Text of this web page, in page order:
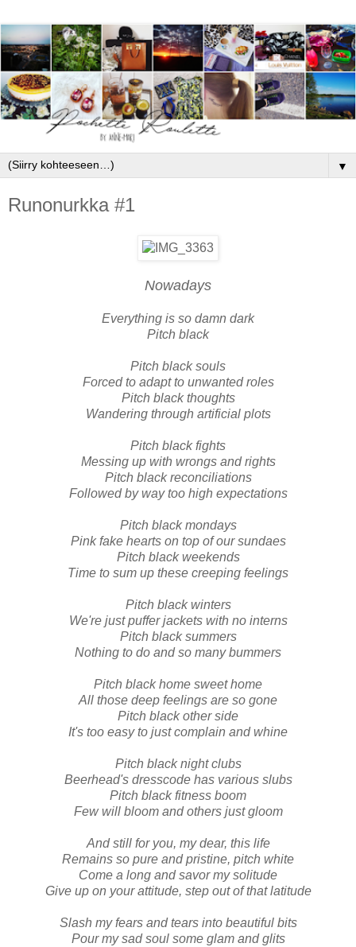
▼
Runonurkka #1
Nowadays
Everything is so damn dark
Pitch black
Pitch black souls
Forced to adapt to unwanted roles
Pitch black thoughts
Wandering through artificial plots
Pitch black fights
Messing up with wrongs and rights
Pitch black reconciliations
Followed by way too high expectations
Pitch black mondays
Pink fake hearts on top of our sundaes
Pitch black weekends
Time to sum up these creeping feelings
Pitch black winters
We're just puffer jackets with no interns
Pitch black summers
Nothing to do and so many bummers
Pitch black home sweet home
All those deep feelings are so gone
Pitch black other side
It's too easy to just complain and whine
Pitch black night clubs
Beerhead's dresscode has various slubs
Pitch black fitness boom
Few will bloom and others just gloom
And still for you, my dear, this life
Remains so pure and pristine, pitch white
Come a long and savor my solitude
Give up on your attitude, step out of that latitude
Slash my fears and tears into beautiful bits
Pour my sad soul some glam and glits